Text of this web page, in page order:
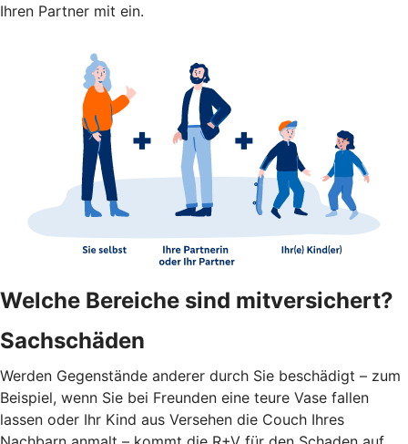
Ihren Partner mit ein.
Welche Bereiche sind mitversichert?
Sachschäden
Werden Gegenstände anderer durch Sie beschädigt – zum
Beispiel, wenn Sie bei Freunden eine teure Vase fallen
lassen oder Ihr Kind aus Versehen die Couch Ihres